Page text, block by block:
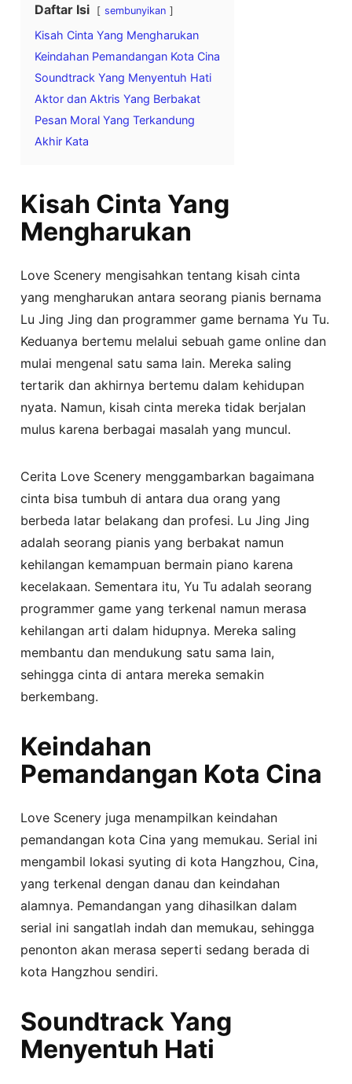
Daftar Isi sembunyikan
Kisah Cinta Yang Mengharukan
Keindahan Pemandangan Kota Cina
Soundtrack Yang Menyentuh Hati
Aktor dan Aktris Yang Berbakat
Pesan Moral Yang Terkandung
Akhir Kata
Kisah Cinta Yang
Mengharukan
Love Scenery mengisahkan tentang kisah cinta
yang mengharukan antara seorang pianis bernama
Lu Jing Jing dan programmer game bernama Yu Tu.
Keduanya bertemu melalui sebuah game online dan
mulai mengenal satu sama lain. Mereka saling
tertarik dan akhirnya bertemu dalam kehidupan
nyata. Namun, kisah cinta mereka tidak berjalan
mulus karena berbagai masalah yang muncul.
Cerita Love Scenery menggambarkan bagaimana
cinta bisa tumbuh di antara dua orang yang
berbeda latar belakang dan profesi. Lu Jing Jing
adalah seorang pianis yang berbakat namun
kehilangan kemampuan bermain piano karena
kecelakaan. Sementara itu, Yu Tu adalah seorang
programmer game yang terkenal namun merasa
kehilangan arti dalam hidupnya. Mereka saling
membantu dan mendukung satu sama lain,
sehingga cinta di antara mereka semakin
berkembang.
Keindahan
Pemandangan Kota Cina
Love Scenery juga menampilkan keindahan
pemandangan kota Cina yang memukau. Serial ini
mengambil lokasi syuting di kota Hangzhou, Cina,
yang terkenal dengan danau dan keindahan
alamnya. Pemandangan yang dihasilkan dalam
serial ini sangatlah indah dan memukau, sehingga
penonton akan merasa seperti sedang berada di
kota Hangzhou sendiri.
Soundtrack Yang
Menyentuh Hati